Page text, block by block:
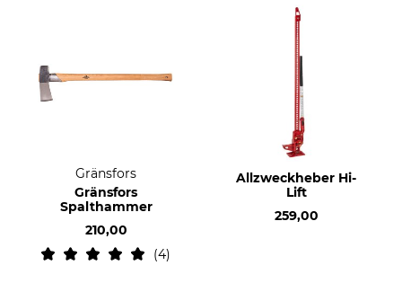
Gränsfors
Gränsfors
Spalthammer
210,00
4
Allzweckheber Hi-
Lift
259,00